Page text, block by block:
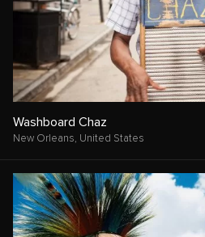
Washboard Chaz
New Orleans, United States